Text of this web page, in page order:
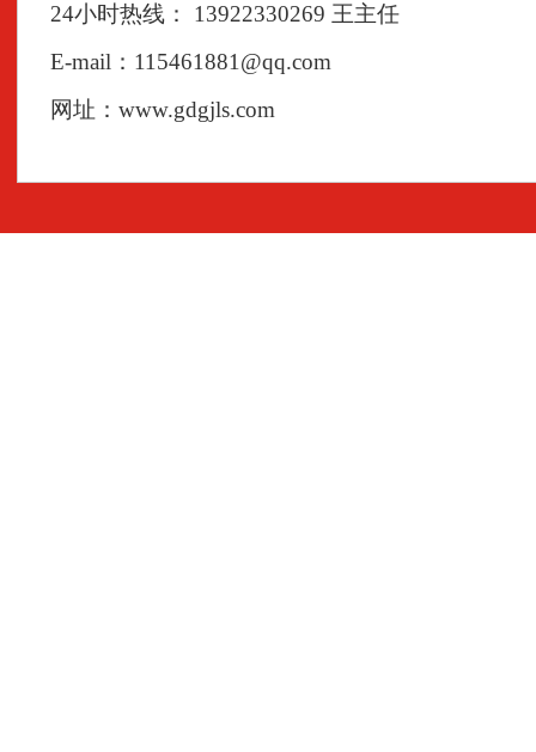
24小时热线： 13922330269 王主任
E-mail：115461881@qq.com
网址：www.gdgjls.com